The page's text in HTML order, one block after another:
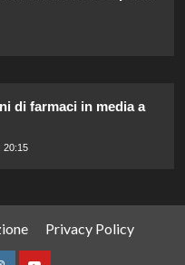
di farmaci in media a
20:15
Privacy Policy